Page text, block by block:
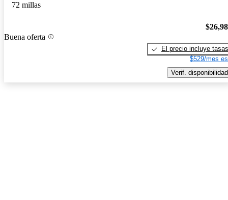
72 millas
Buena oferta
El precio incluye tasas
$529/mes
Verif. disponibilidad